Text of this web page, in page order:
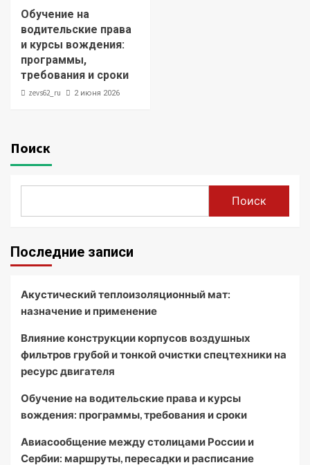
Обучение на
водительские права
и курсы вождения:
программы,
требования и сроки
zevs62_ru 2 июня 2026
Поиск
Поиск
Последние записи
Акустический теплоизоляционный мат:
назначение и применение
Влияние конструкции корпусов воздушных
фильтров грубой и тонкой очистки спецтехники на
ресурс двигателя
Обучение на водительские права и курсы
вождения: программы, требования и сроки
Авиасообщение между столицами России и
Сербии: маршруты, пересадки и расписание